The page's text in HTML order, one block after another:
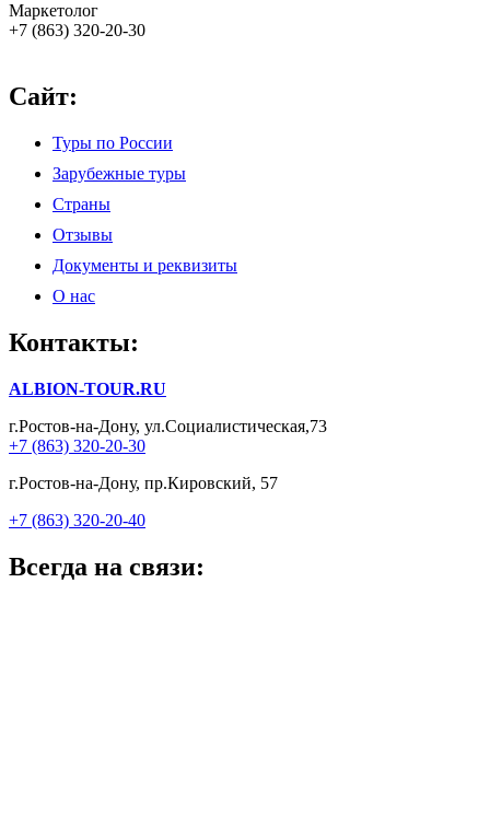
Маркетолог
+7 (863) 320-20-30
Сайт:
Туры по России
Зарубежные туры
Страны
Отзывы
Документы и реквизиты
О нас
Контакты:
ALBION-TOUR.RU
г.Ростов-на-Дону, ул.Социалистическая,73
+7 (863) 320-20-30
г.Ростов-на-Дону, пр.Кировский, 57
+7 (863) 320-20-40
Всегда на связи: